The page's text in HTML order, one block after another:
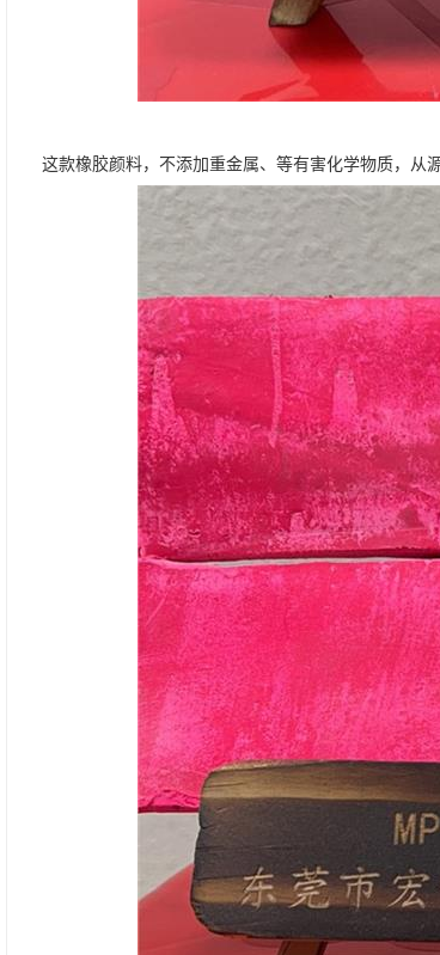
这款橡胶颜料，不添加重金属、等有害化学物质，从